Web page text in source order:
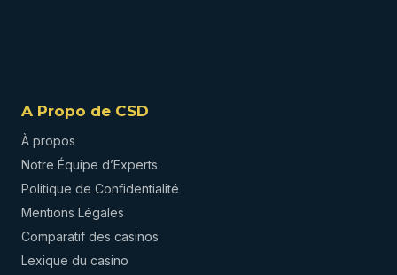
A Propo de CSD
À propos
Notre Équipe d’Experts
Politique de Confidentialité
Mentions Légales
Comparatif des casinos
Lexique du casino